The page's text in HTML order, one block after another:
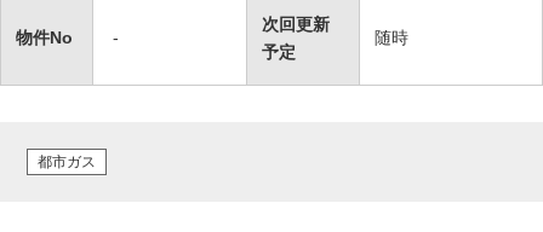
物件No -
次回更新
予定
随時
都市ガス